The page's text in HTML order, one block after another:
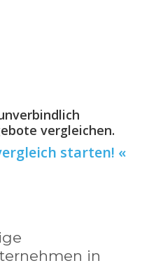
vergleichen.
starten! «
in